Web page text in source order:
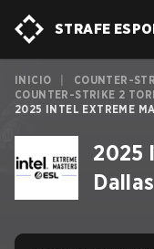
STRAFE
INICIO COUNTER-
COUNTER-STRIKE 2
2025 INTEL EXTREME
2025
Dallas